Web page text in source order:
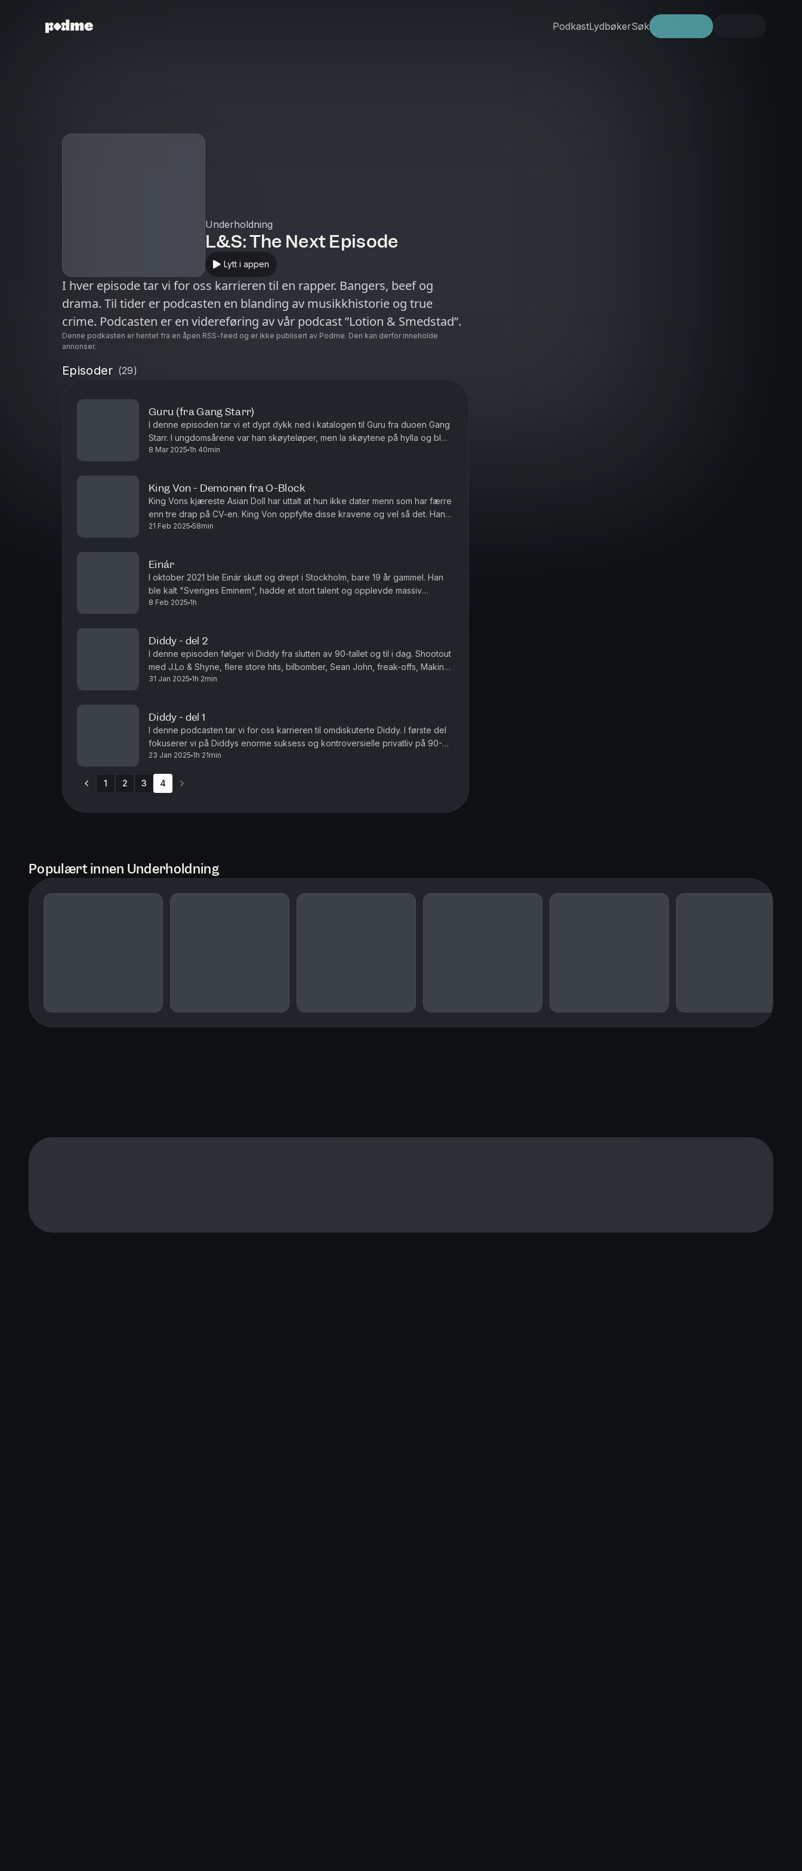
PodkastLydbøkerSøk
Underholdning
L&S: The Next Episode
Lytt i appen
I hver episode tar vi for oss karrieren til en rapper. Bangers, beef og
drama. Til tider er podcasten en blanding av musikkhistorie og true
crime. Podcasten er en videreføring av vår podcast ”Lotion & Smedstad”.
Denne podkasten er hentet fra en åpen RSS-feed og er ikke publisert av Podme. Den kan derfor inneholde
annonser.
Episoder (29)
Guru (fra Gang Starr)
I denne episoden tar vi et dypt dykk ned i katalogen til Guru fra duoen Gang
Starr. I ungdomsårene var han skøyteløper, men la skøytene på hylla og ble
rapper, noe faren - en respektert dommer - ikke ...
8 Mar 2025 1h 40min
King Von - Demonen fra O-Block
King Vons kjæreste Asian Doll har uttalt at hun ikke dater menn som har færre
enn tre drap på CV-en. King Von oppfylte disse kravene og vel så det. Han
skal angivelig ha stått bak 7 til 11 drap. I til...
21 Feb 2025 58min
Einár
I oktober 2021 ble Einár skutt og drept i Stockholm, bare 19 år gammel. Han
ble kalt "Sveriges Eminem", hadde et stort talent og opplevde massiv
suksess før det gikk galt. I denne episoden tar vi for ...
8 Feb 2025 1h
Diddy - del 2
I denne episoden følger vi Diddy fra slutten av 90-tallet og til i dag. Shootout
med J.Lo & Shyne, flere store hits, bilbomber, Sean John, freak-offs, Making
The Band og oppsiktsvekkende anklager fra ...
31 Jan 2025 1h 2min
Diddy - del 1
I denne podcasten tar vi for oss karrieren til omdiskuterte Diddy. I første del
fokuserer vi på Diddys enorme suksess og kontroversielle privatliv på 90-
tallet. Følg med på "the next episode" om Diddy...
23 Jan 2025 1h 21min
1 2 3 4
Populært innen Underholdning